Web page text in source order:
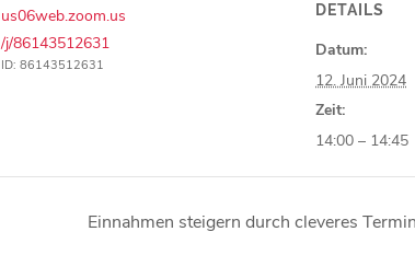
us06web.zoom.us
/j/86143512631
ID: 86143512631
DETAILS
Datum:
12. Juni 2024
Zeit:
14:00 – 14:45
Einnahmen steigern durch cleveres